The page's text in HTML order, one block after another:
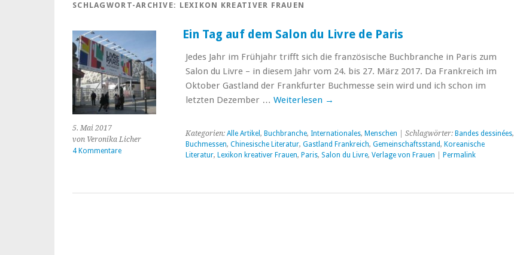
SCHLAGWORT-ARCHIVE: LEXIKON KREATIVER FRAUEN
5. Mai 2017
von Veronika Licher
4 Kommentare
Ein Tag auf dem Salon du Livre de Paris
Jedes Jahr im Frühjahr trifft sich die französische Buchbranche in Paris zum
Salon du Livre – in diesem Jahr vom 24. bis 27. März 2017. Da Frankreich im
Oktober Gastland der Frankfurter Buchmesse sein wird und ich schon im
letzten Dezember … Weiterlesen →
Kategorien: Alle Artikel , Buchbranche, Internationales, Menschen | Schlagwörter: Bandes dessinées,
Buchmessen, Chinesische Literatur, Gastland Frankreich, Gemeinschaftsstand, Koreanische
Literatur, Lexikon kreativer Frauen, Paris, Salon du Livre, Verlage von Frauen Permalink